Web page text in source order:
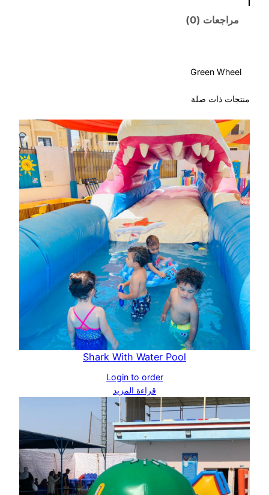
مراجعات (0)
Green Wheel
منتجات ذات صلة
Shark With Water Pool
Login to order
قراءة المزيد